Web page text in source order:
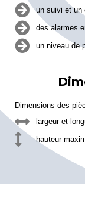
un suivi et un
des alarmes
un niveau de
Dimensions des
largeur et
hauteur